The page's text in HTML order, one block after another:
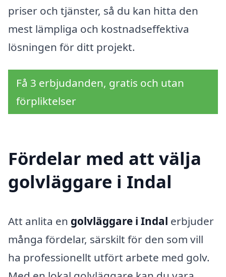
priser och tjänster, så du kan hitta den
mest lämpliga och kostnadseffektiva
lösningen för ditt projekt.
Få 3 erbjudanden, gratis och utan
förpliktelser
Fördelar med att välja
golvläggare i Indal
Att anlita en golvläggare i Indal erbjuder
många fördelar, särskilt för den som vill
ha professionellt utfört arbete med golv.